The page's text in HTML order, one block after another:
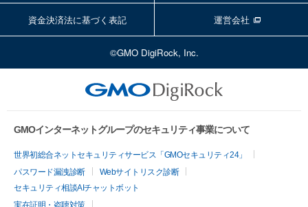
資金決済法に基づく表記 運営会社
©GMO DigiRock, Inc.
GMOインターネットグループのセキュリティ事業について
世界初総合ネットセキュリティサービス「GMOセキュリティ24」
パスワード漏洩診断
Webサイトリスク診断
セキュリティ相談AIチャットボット
実在証明・盗聴対策